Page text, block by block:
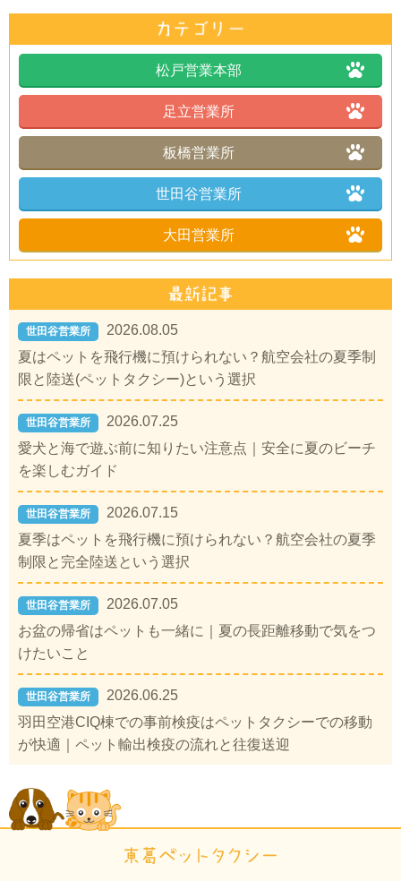
松戸営業本部
足立営業所
板橋営業所
世田谷営業所
大田営業所
世田谷営業所
2026.08.05
夏はペットを飛行機に預けられない？航空会社の夏季制
限と陸送(ペットタクシー)という選択
世田谷営業所
2026.07.25
愛犬と海で遊ぶ前に知りたい注意点｜安全に夏のビーチ
を楽しむガイド
世田谷営業所
2026.07.15
夏季はペットを飛行機に預けられない？航空会社の夏季
制限と完全陸送という選択
世田谷営業所
2026.07.05
お盆の帰省はペットも一緒に｜夏の長距離移動で気をつ
けたいこと
世田谷営業所
2026.06.25
羽田空港CIQ棟での事前検疫はペットタクシーでの移動
が快適｜ペット輸出検疫の流れと往復送迎